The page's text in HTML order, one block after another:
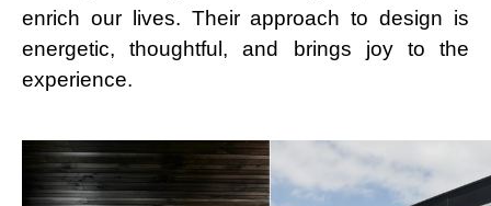
enrich our lives. Their approach to design is
energetic, thoughtful, and brings joy to the
experience.